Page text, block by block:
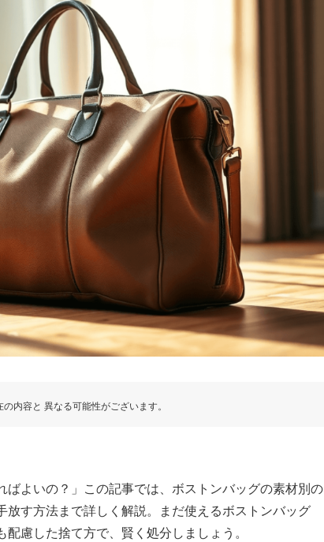
内容と 異なる可能性がございます。
ばよいの？」この記事では、ボストンバッグの素材別の
す方法まで詳しく解説。まだ使えるボストンバッグ
慮した捨て方で、賢く処分しましょう。